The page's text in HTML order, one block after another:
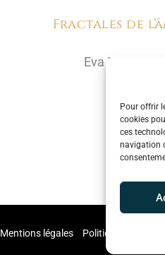
Pour offrir
cookies
ces
navigation
Fractales de
Eva Pantera
Mentions légales Politique de